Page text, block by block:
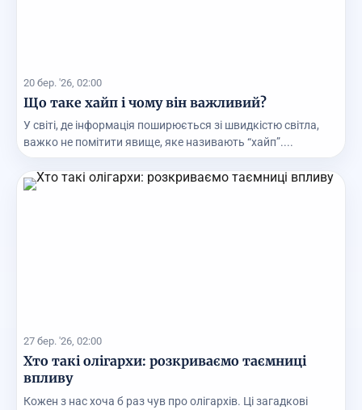
20 бер. '26, 02:00
Що таке хайп і чому він важливий?
У світі, де інформація поширюється зі швидкістю світла,
важко не помітити явище, яке називають “хайп”....
27 бер. '26, 02:00
Хто такі олігархи: розкриваємо таємниці
впливу
Кожен з нас хоча б раз чув про олігархів. Ці загадкові